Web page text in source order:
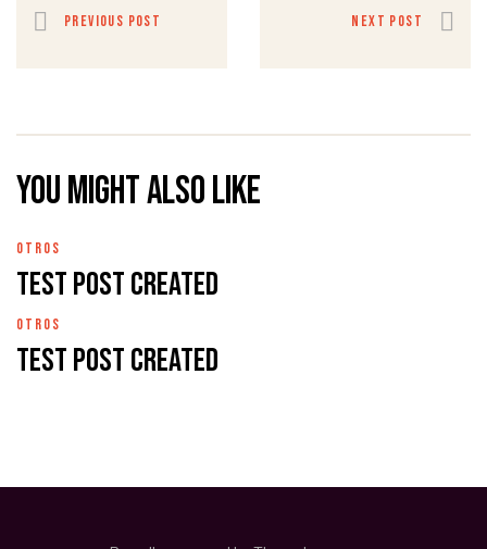
PREVIOUS POST NEXT POST
You might also like
OTROS
Test Post Created
OTROS
Test Post Created